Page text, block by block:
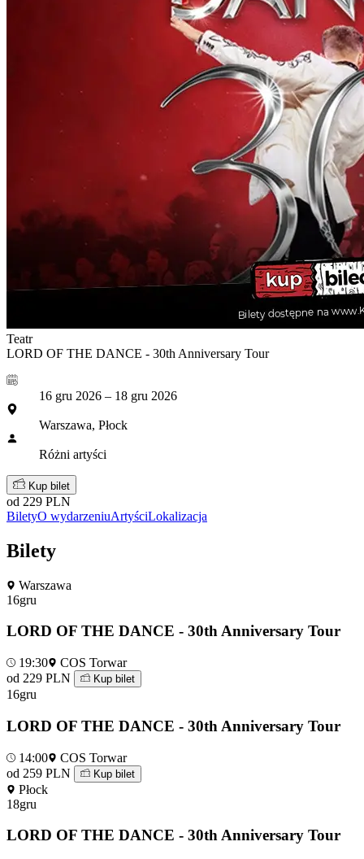
Teatr
LORD OF THE DANCE - 30th Anniversary Tour
16 gru 2026 – 18 gru 2026
Warszawa, Płock
Różni artyści
Kup bilet
od 229 PLN
BiletyO wydarzeniuArtyściLokalizacja
Bilety
Warszawa
16gru
LORD OF THE DANCE - 30th Anniversary Tour
19:30
COS Torwar
od 229 PLN
Kup bilet
16gru
LORD OF THE DANCE - 30th Anniversary Tour
14:00
COS Torwar
od 259 PLN
Kup bilet
Płock
18gru
LORD OF THE DANCE - 30th Anniversary Tour